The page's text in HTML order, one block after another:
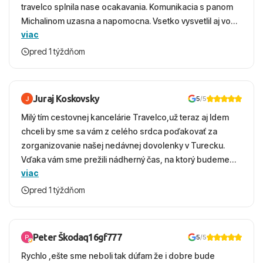
travelco splnila nase ocakavania. Komunikacia s panom
Michalinom uzasna a napomocna. Vsetko vysvetlil aj vo
vecernych hodinach zaco sa ospravedlnujem. Hotel
krasny, cisty. Sluzby top. Strava, prostredie, more,
viac
pred 1 týždňom
Juraj Koskovsky 5/5
Milý tím cestovnej kancelárie Travelco,už teraz aj Idem
chceli by sme sa vám z celého srdca poďakovať za
zorganizovanie našej nedávnej dovolenky v Turecku.
Vďaka vám sme prežili nádherný čas, na ktorý budeme
ešte dlho s úsmevom spomínať. ​Všetko prebehlo
absolútne hladko – od prvotného výberu zájazdu, cez
bola to trefa do čierneho! ​Čo nás dostalo najviac: ​Skvelé
služby a personál: Vždy usmievaví, ochotní a starostliví
ľudia. ​Gastro zážitok: Výborné, pestré a čerstvé jedlo
viac
pred 1 týždňom
Peter Škodaq16gf777 5/5
Rychlo ,ešte sme neboli tak dúfam že i dobre bude